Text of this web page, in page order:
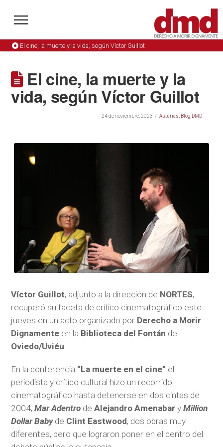
El cine, la muerte y la vida, según Víctor Guillot
El cine, la muerte y la
vida, según Víctor Guillot
24 de noviembre, 2023 Asturias Blog DMD
Víctor Guillot, adjunto a la dirección de NORTES,
recuperó su faceta de crítico cinematográfico este
jueves en un acto organizado por Derecho a Morir
Dignamente en la Biblioteca del Fontán de
Oviedo/Uviéu.
En la conferencia “La muerte en el cine” el
periodista y crítico cultural hizo un recorrido
cinematográfico hasta detenerse en dos cintas de
2004,Mar Adentro de Alejandro Amenabary Million
Dollar Babyde Clint Eastwood, dos obras muy
diferentes, pero que lograron poner en el centro del